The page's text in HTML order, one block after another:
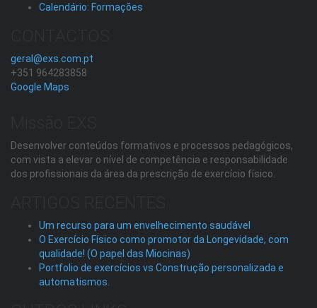
Calendário: Formações
geral@exs.com.pt
+351 964283858
Google Maps
Desenvolver conteúdos formativos e processos pedagógicos,
com vista a elevar o nível de competência e responsabilidade
dos profissionais da área da prescrição de exercício físico.
Um recurso para um envelhecimento saudável
O Exercício Físico como promotor da Longevidade, com
qualidade! (O papel das Miocinas)
Portfolio de exercícios vs Construção personalizada e
automatismos.